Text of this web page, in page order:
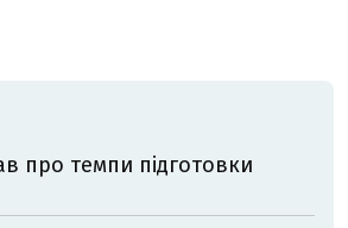
про темпи підготовки